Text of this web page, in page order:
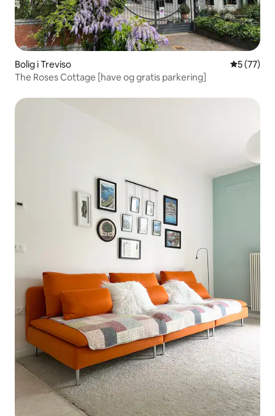
Bolig i Treviso 5 ud af 5 i
5 (77)
The Roses Cottage [have og gratis parkering]